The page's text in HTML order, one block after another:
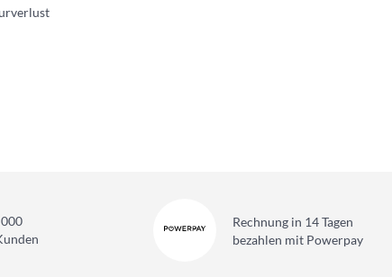
Rechnung in 14 Tagen
bezahlen mit Powerpay